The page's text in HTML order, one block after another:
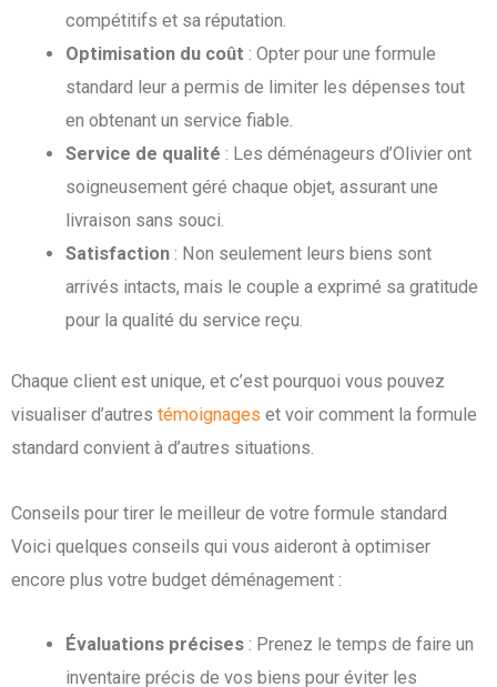
compétitifs et sa réputation.
Optimisation du coût : Opter pour une formule
standard leur a permis de limiter les dépenses tout
en obtenant un service fiable.
Service de qualité : Les déménageurs d’Olivier ont
soigneusement géré chaque objet, assurant une
livraison sans souci.
Satisfaction : Non seulement leurs biens sont
arrivés intacts, mais le couple a exprimé sa gratitude
pour la qualité du service reçu.
Chaque client est unique, et c’est pourquoi vous pouvez
visualiser d’autres témoignages et voir comment la formule
standard convient à d’autres situations.
Conseils pour tirer le meilleur de votre formule standard
Voici quelques conseils qui vous aideront à optimiser
encore plus votre budget déménagement :
Évaluations précises : Prenez le temps de faire un
inventaire précis de vos biens pour éviter les